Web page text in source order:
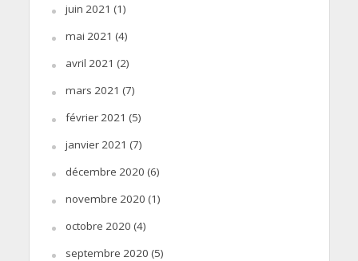
juin 2021 (1)
mai 2021 (4)
avril 2021 (2)
mars 2021 (7)
février 2021 (5)
janvier 2021 (7)
décembre 2020 (6)
novembre 2020 (1)
octobre 2020 (4)
septembre 2020 (5)